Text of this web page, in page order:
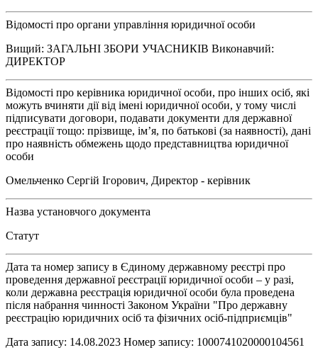
Відомості про органи управління юридичної особи
Вищий: ЗАГАЛЬНІ ЗБОРИ УЧАСНИКІВ Виконавчий:
ДИРЕКТОР
Відомості про керівника юридичної особи, про інших осіб, які
можуть вчиняти дії від імені юридичної особи, у тому числі
підписувати договори, подавати документи для державної
реєстрації тощо: прізвище, ім’я, по батькові (за наявності), дані
про наявність обмежень щодо представництва юридичної
особи
Омельченко Сергій Ігорович, Директор - керівник
Назва установчого документа
Статут
Дата та номер запису в Єдиному державному реєстрі про
проведення державної реєстрації юридичної особи – у разі,
коли державна реєстрація юридичної особи була проведена
після набрання чинності Законом України "Про державну
реєстрацію юридичних осіб та фізичних осіб-підприємців"
Дата запису: 14.08.2023 Номер запису: 1000741020000104561